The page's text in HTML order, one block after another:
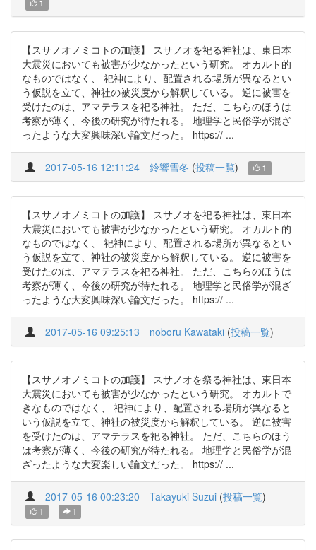
1
【スサノオノミコトの加護】 スサノオを祀る神社は、東日本
大震災においても被害が少なかったという研究。 オカルト的
なものではなく、 祀神により、配置される場所が異なるとい
う仮説を立て、神社の被災度から解釈している。 逆に被害を
受けたのは、アマテラスを祀る神社。 ただ、こちらのほうは
考察が薄く、今後の研究が待たれる。 地理学と民俗学が混ざ
ったような大変興味深い論文だった。 https:// ...
2017-05-16 12:11:24 鈴響雪冬 (投稿一覧) 1
【スサノオノミコトの加護】 スサノオを祀る神社は、東日本
大震災においても被害が少なかったという研究。 オカルト的
なものではなく、 祀神により、配置される場所が異なるとい
う仮説を立て、神社の被災度から解釈している。 逆に被害を
受けたのは、アマテラスを祀る神社。 ただ、こちらのほうは
考察が薄く、今後の研究が待たれる。 地理学と民俗学が混ざ
ったような大変興味深い論文だった。 https:// ...
2017-05-16 09:25:13 noboru Kawataki (投稿一覧)
【スサノオノミコトの加護】 スサノオを祭る神社は、東日本
大震災においても被害が少なかったという研究。 オカルトで
きなものではなく、 祀神により、配置される場所が異なると
いう仮説を立て、神社の被災度から解釈している。 逆に被害
を受けたのは、アマテラスを祀る神社。 ただ、こちらのほう
は考察が薄く、今後の研究が待たれる。 地理学と民俗学が混
ざったような大変楽しい論文だった。 https:// ...
2017-05-16 00:23:20 Takayuki Suzui (投稿一覧)
1 1